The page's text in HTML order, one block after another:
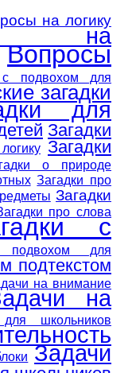
на логику
на
Вопросы
подвохом для
загадки
для
Загадки
Загадки
о природе
Загадки про
Загадки
про слова
с
для
подтекстом
на внимание
на
школьников
Задачи